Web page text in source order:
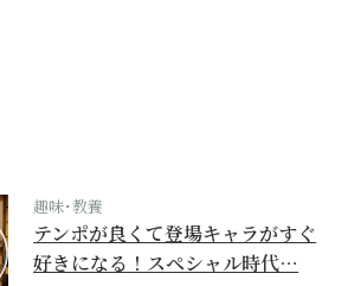
趣味･教養
テンポが良くて登場キャラがすぐ
好きになる！スペシャル時代…